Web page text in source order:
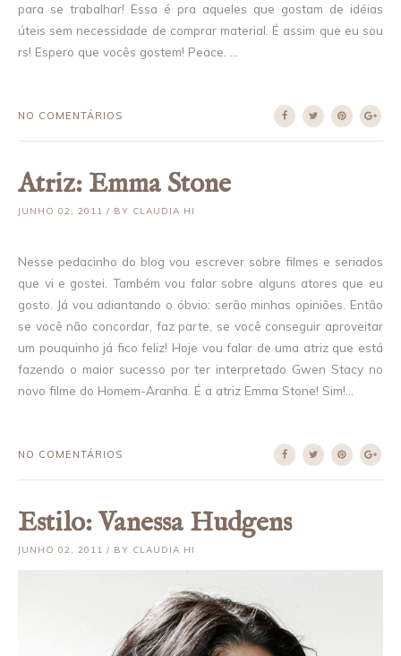
para se trabalhar! Essa é pra aqueles que gostam de idéias
úteis sem necessidade de comprar material. É assim que eu sou
rs! Espero que vocês gostem! Peace. ...
NO COMENTÁRIOS
Atriz: Emma Stone
JUNHO 02, 2011 / BY CLAUDIA HI
Nesse pedacinho do blog vou escrever sobre filmes e seriados
que vi e gostei. Também vou falar sobre alguns atores que eu
gosto. Já vou adiantando o óbvio: serão minhas opiniões. Então
se você não concordar, faz parte, se você conseguir aproveitar
um pouquinho já fico feliz! Hoje vou falar de uma atriz que está
fazendo o maior sucesso por ter interpretado Gwen Stacy no
novo filme do Homem-Aranha. É a atriz Emma Stone! Sim!...
NO COMENTÁRIOS
Estilo: Vanessa Hudgens
JUNHO 02, 2011 / BY CLAUDIA HI